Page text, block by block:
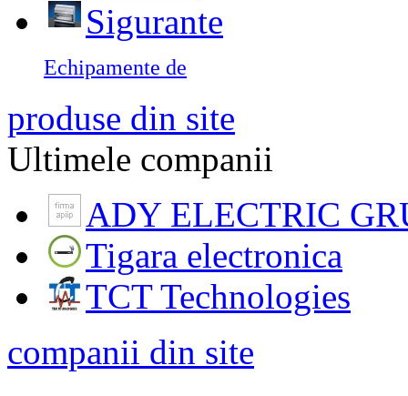
Sigurante
Echipamente de
produse din site
Ultimele companii
ADY ELECTRIC
Tigara electronica
TCT Technologies
companii din site